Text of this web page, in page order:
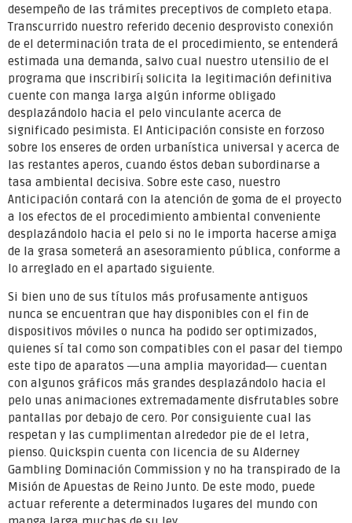
desempeño de las trámites preceptivos de completo etapa.
Transcurrido nuestro referido decenio desprovisto conexión
de el determinación trata de el procedimiento, se entenderá
estimada una demanda, salvo cual nuestro utensilio de el
programa que inscribirí¡ solicita la legitimación definitiva
cuente con manga larga algún informe obligado
desplazándolo hacia el pelo vinculante acerca de
significado pesimista. El Anticipación consiste en forzoso
sobre los enseres de orden urbanística universal y acerca de
las restantes aperos, cuando éstos deban subordinarse a
tasa ambiental decisiva. Sobre este caso, nuestro
Anticipación contará con la atención de goma de el proyecto
a los efectos de el procedimiento ambiental conveniente
desplazándolo hacia el pelo si no le importa hacerse amiga
de la grasa someterá an asesoramiento pública, conforme a
lo arreglado en el apartado siguiente.
Si bien uno de sus títulos más profusamente antiguos
nunca se encuentran que hay disponibles con el fin de
dispositivos móviles o nunca ha podido ser optimizados,
quienes sí tal como son compatibles con el pasar del tiempo
este tipo de aparatos ―una amplia mayoridad― cuentan
con algunos gráficos más grandes desplazándolo hacia el
pelo unas animaciones extremadamente disfrutables sobre
pantallas por debajo de cero. Por consiguiente cual las
respetan y las cumplimentan alrededor pie de el letra,
pienso. Quickspin cuenta con licencia de su Alderney
Gambling Dominación Commission y no ha transpirado de la
Misión de Apuestas de Reino Junto. De este modo, puede
actuar referente a determinados lugares del mundo con